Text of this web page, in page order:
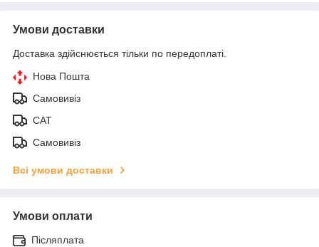
Умови доставки
Доставка здійснюється тільки по передоплаті.
Нова Пошта
Самовивіз
САТ
Самовивіз
Всі умови доставки
Умови оплати
Післяплата